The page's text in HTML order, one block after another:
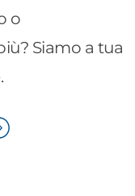
o
Siamo a tua